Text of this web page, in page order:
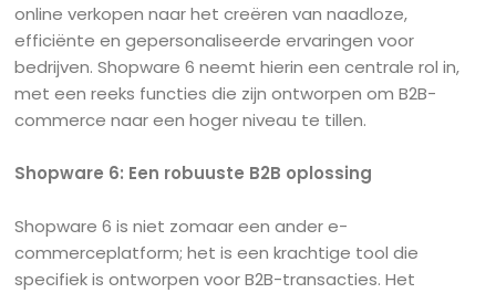
online verkopen naar het creëren van naadloze,
efficiënte en gepersonaliseerde ervaringen voor
bedrijven. Shopware 6 neemt hierin een centrale rol in,
met een reeks functies die zijn ontworpen om B2B-
commerce naar een hoger niveau te tillen.
Shopware 6: Een robuuste B2B oplossing
Shopware 6 is niet zomaar een ander e-
commerceplatform; het is een krachtige tool die
specifiek is ontworpen voor B2B-transacties. Het